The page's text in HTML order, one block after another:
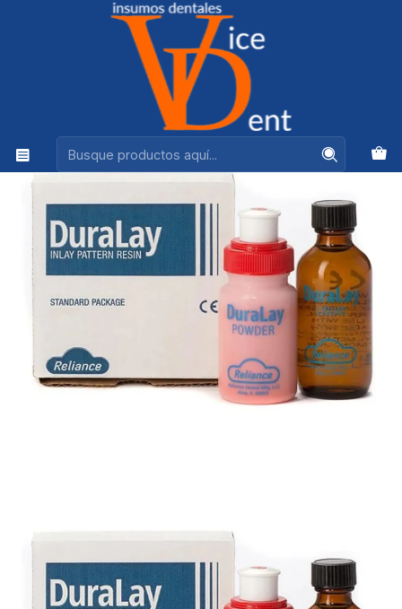
Ventas +56944575313
LABORATORIO
DURALAY SET POLVO LIQUIDO 2 OZ.